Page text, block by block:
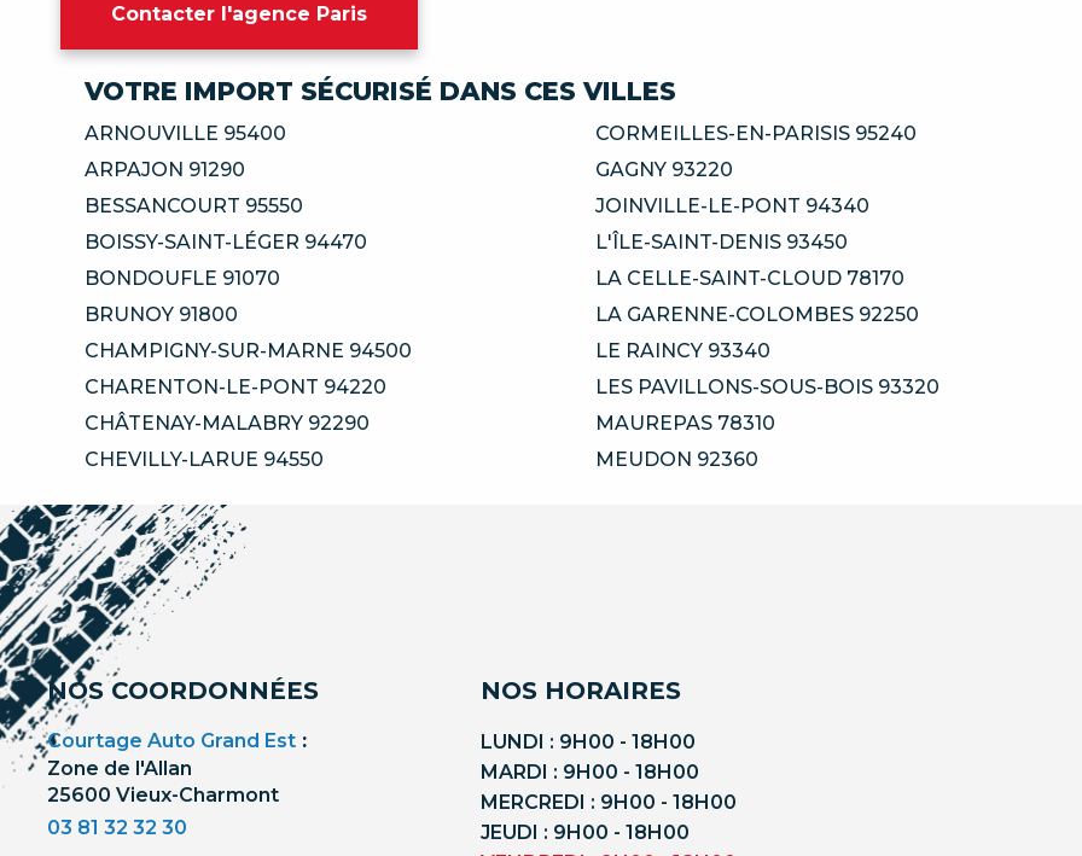
Contacter l'agence Paris
VOTRE IMPORT SÉCURISÉ DANS CES VILLES
ARNOUVILLE 95400
ARPAJON 91290
BESSANCOURT 95550
BOISSY-SAINT-LÉGER 94470
BONDOUFLE 91070
BRUNOY 91800
CHAMPIGNY-SUR-MARNE 94500
CHARENTON-LE-PONT 94220
CHÂTENAY-MALABRY 92290
CHEVILLY-LARUE 94550
CORMEILLES-EN-PARISIS 95240
GAGNY 93220
JOINVILLE-LE-PONT 94340
L'ÎLE-SAINT-DENIS 93450
LA CELLE-SAINT-CLOUD 78170
LA GARENNE-COLOMBES 92250
LE RAINCY 93340
LES PAVILLONS-SOUS-BOIS 93320
MAUREPAS 78310
MEUDON 92360
NOS COORDONNÉES
Courtage Auto Grand Est :
Zone de l'Allan
25600 Vieux-Charmont
03 81 32 32 30
NOS HORAIRES
LUNDI : 9H00 - 18H00
MARDI : 9H00 - 18H00
MERCREDI : 9H00 - 18H00
JEUDI : 9H00 - 18H00